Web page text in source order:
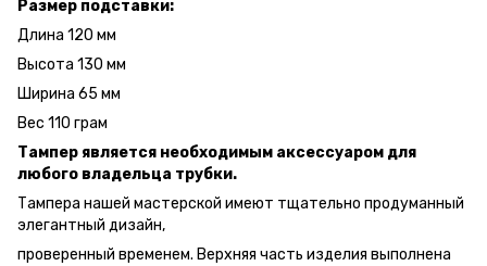
Размер подставки:
Длина 120 мм
Высота 130 мм
Ширина 65 мм
Вес 110 грам
Тампер является необходимым аксессуаром для
любого владельца трубки.
Тампера нашей мастерской имеют тщательно продуманный
элегантный дизайн,
проверенный временем. Верхняя часть изделия выполнена